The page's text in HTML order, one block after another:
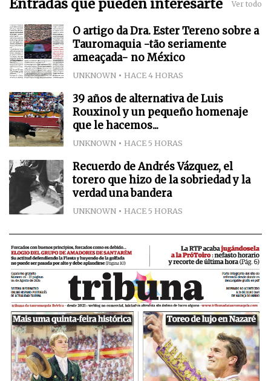
Entradas que pueden interesarte Ver todo
O artigo da Dra. Ester Tereno sobre a
Tauromaquia -tão seriamente
ameaçada- no México
UNKNOWN HACE 4 HORAS
39 años de alternativa de Luis
Rouxinol y un pequeño homenaje
que le hacemos...
UNKNOWN HACE 5 HORAS
Recuerdo de Andrés Vázquez, el
torero que hizo de la sobriedad y la
verdad una bandera
UNKNOWN HACE 5 HORAS